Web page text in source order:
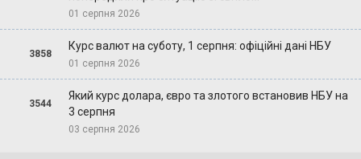
01 серпня 2026
3858
Курс валют на суботу, 1 серпня: офіційні дані НБУ
01 серпня 2026
3544
Який курс долара, євро та злотого встановив НБУ на
3 серпня
03 серпня 2026